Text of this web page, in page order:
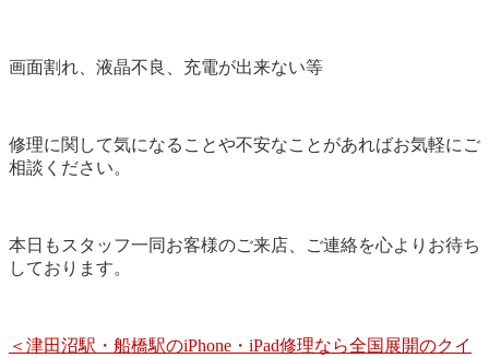
画面割れ、液晶不良、充電が出来ない等
修理に関して気になることや不安なことがあればお気軽にご
相談ください。
本日もスタッフ一同お客様のご来店、ご連絡を心よりお待ち
しております。
＜津田沼駅・船橋駅のiPhone・iPad修理なら全国展開のクイ